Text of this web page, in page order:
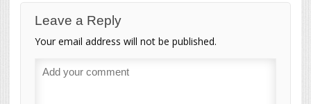
Leave a Reply
Your email address will not be published.